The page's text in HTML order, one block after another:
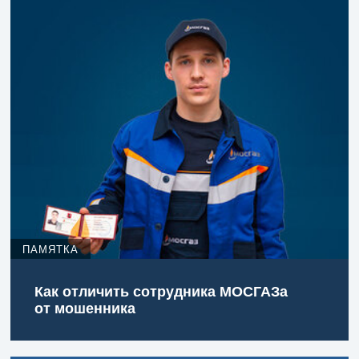
ПАМЯТКА
Как отличить сотрудника МОСГАЗа
от мошенника